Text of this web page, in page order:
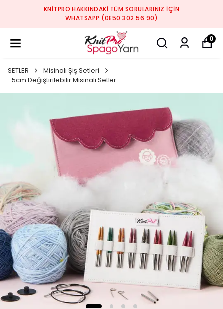
KNITPRO HAKKINDAKI TÜM SORULARINIZ IÇIN
WHATSAPP (0850 302 56 90)
0
SETLER
Misinalı Şiş Setleri
5cm Değiştirilebilir Misinalı Setler